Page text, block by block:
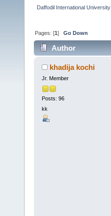
Daffodil International University
Pages: [1]Go Down
Author
khadija kochi
Jr. Member
Posts: 96
kk